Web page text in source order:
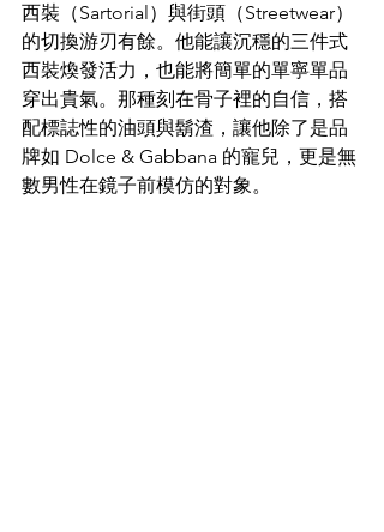
西裝（Sartorial）與街頭（Streetwear）
的切換游刃有餘。他能讓沉穩的三件式
西裝煥發活力，也能將簡單的單寧單品
穿出貴氣。那種刻在骨子裡的自信，搭
配標誌性的油頭與鬍渣，讓他除了是品
牌如 Dolce & Gabbana 的寵兒，更是無
數男性在鏡子前模仿的對象。